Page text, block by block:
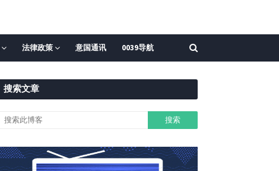
法律政策 意国通讯 0039导航
搜索文章